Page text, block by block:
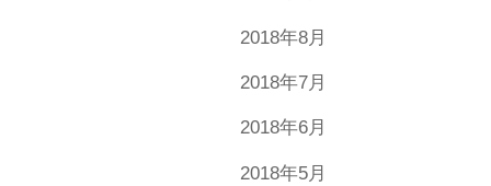
2018年8月
2018年7月
2018年6月
2018年5月